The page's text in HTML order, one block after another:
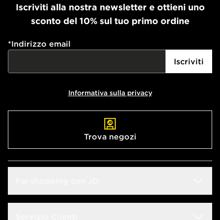
Iscriviti alla nostra newsletter e ottieni uno
sconto del 10% sul tuo primo ordine
*Indirizzo email
Iscriviti
Informativa sulla privacy
Trova negozi